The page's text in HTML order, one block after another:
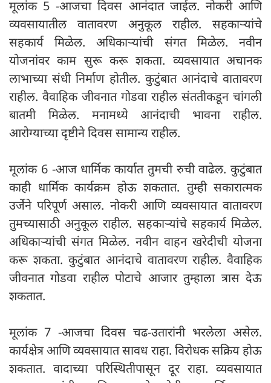
मूलांक 5 -आजचा दिवस आनंदात जाईल. नोकरी आणि
व्यवसायातील वातावरण अनुकूल राहील. सहकाऱ्यांचे
सहकार्य मिळेल. अधिकाऱ्यांची संगत मिळेल. नवीन
योजनांवर काम सुरू करू शकता. व्यवसायात अचानक
लाभाच्या संधी निर्माण होतील. कुटुंबात आनंदाचे वातावरण
राहील. वैवाहिक जीवनात गोडवा राहील संततीकडून चांगली
बातमी मिळेल. मनामध्ये आनंदाची भावना राहील.
आरोग्याच्या दृष्टीने दिवस सामान्य राहील.
मूलांक 6 -आज धार्मिक कार्यात तुमची रुची वाढेल. कुटुंबात
काही धार्मिक कार्यक्रम होऊ शकतात. तुम्ही सकारात्मक
उर्जेने परिपूर्ण असाल. नोकरी आणि व्यवसायात वातावरण
तुमच्यासाठी अनुकूल राहील. सहकाऱ्यांचे सहकार्य मिळेल.
अधिकाऱ्यांची संगत मिळेल. नवीन वाहन खरेदीची योजना
करू शकता. कुटुंबात आनंदाचे वातावरण राहील. वैवाहिक
जीवनात गोडवा राहील पोटाचे आजार तुम्हाला त्रास देऊ
शकतात.
मूलांक 7 -आजचा दिवस चढ-उतारांनी भरलेला असेल.
कार्यक्षेत्र आणि व्यवसायात सावध राहा. विरोधक सक्रिय होऊ
शकतात. वादाच्या परिस्थितीपासून दूर राहा. व्यवसायात